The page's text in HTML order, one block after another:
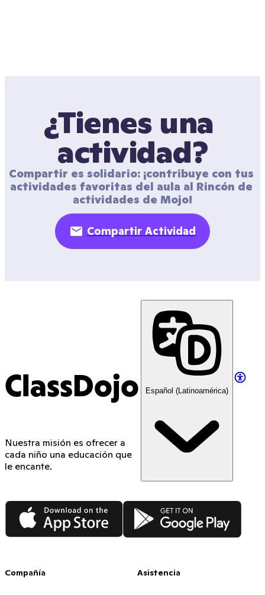
¿Tienes una
actividad?
Compartir es solidario: ¡contribuye con tus
actividades favoritas del aula al Rincón de
actividades de Mojo!
Compartir Actividad
ClassDojo
Nuestra misión es ofrecer a
cada niño una educación que
le encante.
Español (Latinoamérica)
App Store Google Play
Compañía Asistencia